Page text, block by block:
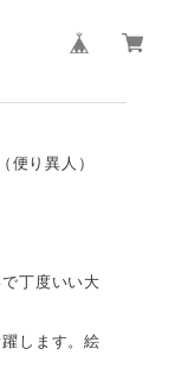
便り異人）
丁度いい大
します。絵